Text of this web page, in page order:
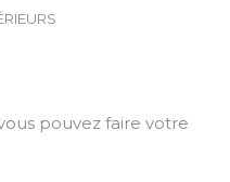
pouvez faire votre